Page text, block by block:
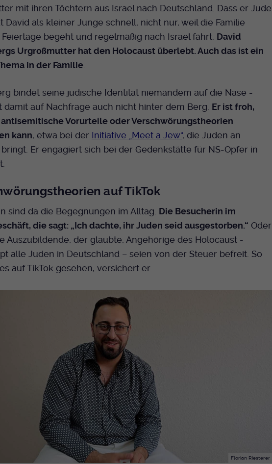
mit ihren Töchtern aus Israel nach Deutschland. Dass er Jude
David als kleiner Junge schnell, nicht nur, weil die Familie
begeht und regelmäßig nach Israel fährt. David
Urgroßmutter hat den Holocaust überlebt. Auch das ist ein
in der Familie.
bindet seine jüdische Identität niemandem auf die Nase -
damit auf Nachfrage auch nicht hinter dem Berg. Er ist froh,
Vorurteile oder Verschwörungstheorien
kann, etwa bei der Initiative „Meet a Jew“, die Juden an
Er engagiert sich bei der Gedenkstätte für NS-Opfer in
auf TikTok
sind da die Begegnungen im Alltag. Die Besucherin im
die sagt: „Ich dachte, ihr Juden seid ausgestorben.“ Oder
Auszubildende, der glaubte, Angehörige des Holocaust -
alle Juden in Deutschland – seien von der Steuer befreit. So
auf TikTok gesehen, versichert er.
Florian Riesterer